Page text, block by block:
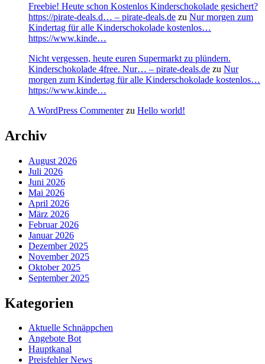
Freebie! Heute schon Kostenlos Kinderschokolade gesichert?
https://pirate-deals.d… – pirate-deals.de zu Nur morgen zum
Kindertag für alle Kinderschokolade kostenlos…
https://www.kinde…
Nicht vergessen, heute euren Supermarkt zu plündern.
Kinderschokolade 4free. Nur… – pirate-deals.de zu Nur
morgen zum Kindertag für alle Kinderschokolade kostenlos…
https://www.kinde…
A WordPress Commenterzu Hello world!
Archiv
August 2026
Juli 2026
Juni 2026
Mai 2026
April 2026
März 2026
Februar 2026
Januar 2026
Dezember 2025
November 2025
Oktober 2025
September 2025
Kategorien
Aktuelle Schnäppchen
Angebote Bot
Hauptkanal
Preisfehler News